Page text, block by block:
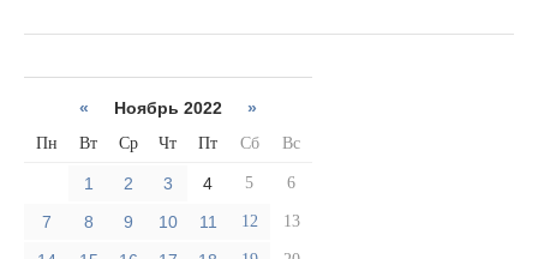
« Ноябрь 2022 »
Пн Вт Ср Чт Пт Сб Вс
1 2 3 4 5 6
7 8 9 10 11 12 13